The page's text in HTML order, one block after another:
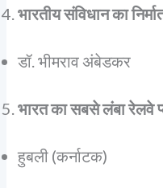
भारतीय संविधान का
डॉ. भीमराव अंबेडकर
भारत का सबसे लंबा रेलवे
हुबली (कर्नाटक)